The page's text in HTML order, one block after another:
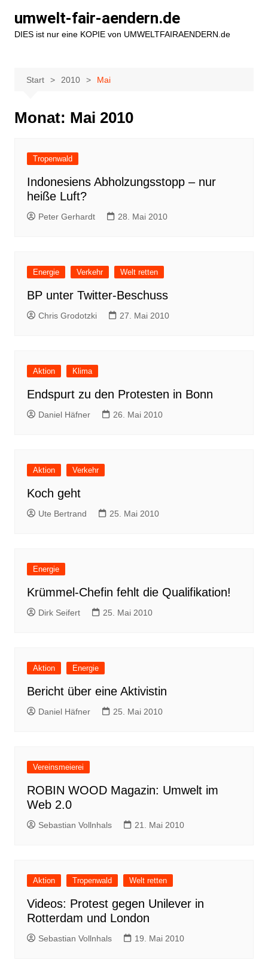
Inhalt
springen
umwelt-fair-aendern.de
DIES ist nur eine KOPIE von UMWELTFAIRAENDERN.de
Start 2010 Mai
Monat: Mai 2010
Tropenwald
Indonesiens Abholzungsstopp – nur
heiße Luft?
Peter Gerhardt 28. Mai 2010
Energie Verkehr Welt retten
BP unter Twitter-Beschuss
Chris Grodotzki 27. Mai 2010
Aktion Klima
Endspurt zu den Protesten in Bonn
Daniel Häfner 26. Mai 2010
Aktion Verkehr
Koch geht
Ute Bertrand 25. Mai 2010
Energie
Krümmel-Chefin fehlt die Qualifikation!
Dirk Seifert 25. Mai 2010
Aktion Energie
Bericht über eine Aktivistin
Daniel Häfner 25. Mai 2010
Vereinsmeierei
ROBIN WOOD Magazin: Umwelt im
Web 2.0
Sebastian Vollnhals 21. Mai 2010
Aktion Tropenwald Welt retten
Videos: Protest gegen Unilever in
Rotterdam und London
Sebastian Vollnhals 19. Mai 2010